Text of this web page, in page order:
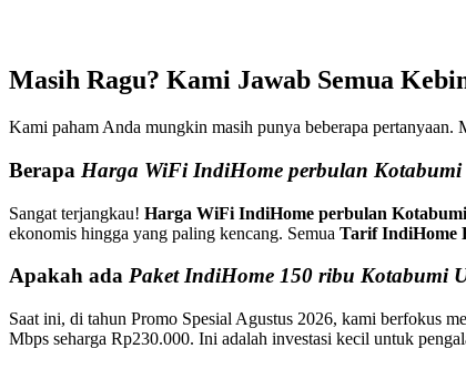
Masih Ragu? Kami Jawab Semua
Kami paham Anda mungkin masih punya beberapa pertanyaan.
Berapa Harga WiFi IndiHome perbulan Kotabumi
Sangat terjangkau! Harga WiFi IndiHome perbulan
ekonomis hingga yang paling kencang. Semua Tarif IndiHome
Apakah ada Paket IndiHome 150 ribu Kotabumi
Saat ini, di tahun Promo Spesial Agustus 2026, kami berfokus
Mbps seharga Rp230.000. Ini adalah investasi kecil untuk